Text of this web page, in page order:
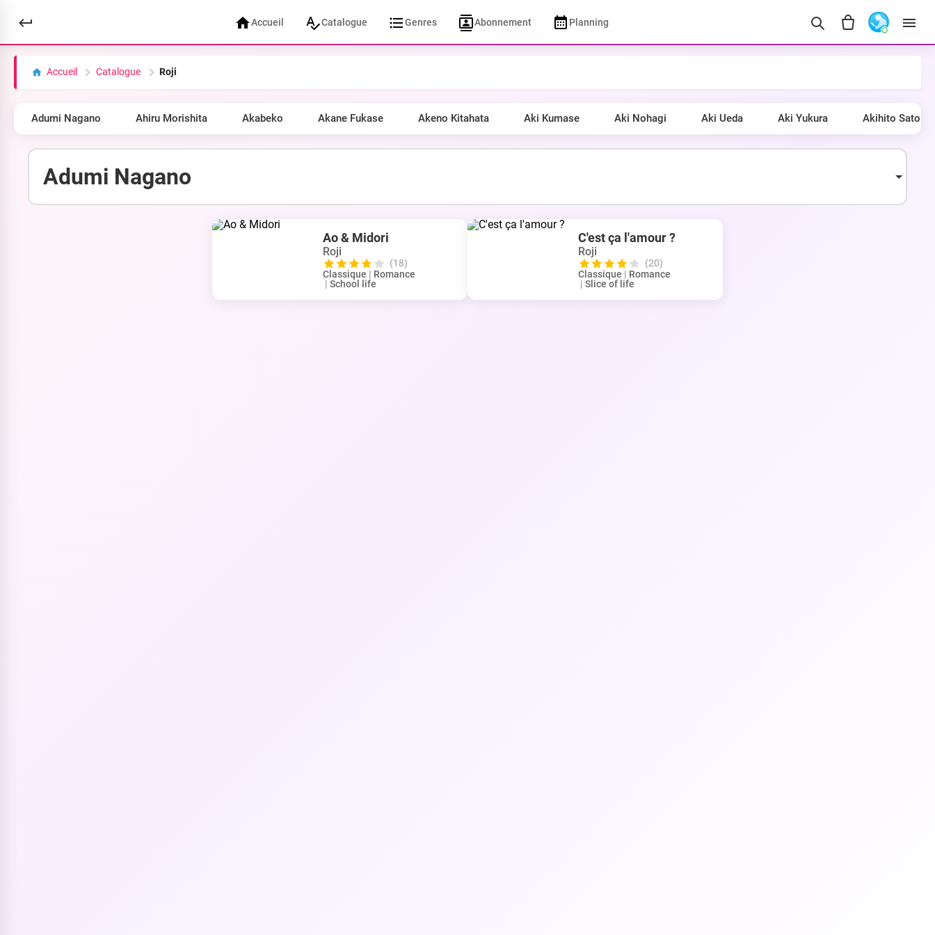
Accueil Catalogue Genres Abonnement Planning
Accueil Catalogue Roji
Adumi Nagano Ahiru Morishita Akabeko Akane Fukase Akeno Kitahata Aki Kumase Aki Nohagi Aki Ueda Aki Yukura Akihito Sato
Ao & Midori
Roji
(18)
Classique | Romance
| School life
C'est ça l'amour ?
Roji
(20)
Classique | Romance
| Slice of life